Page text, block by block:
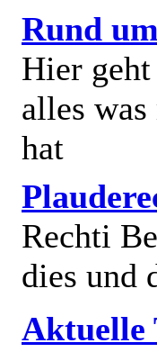
Rund
Hier
alles
hat
Rechti
dies und
Aktuelle